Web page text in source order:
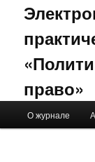
право»
Skip to
Skip to
О журнале